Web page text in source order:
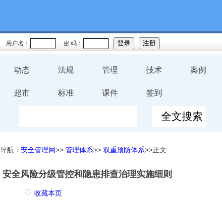
用户名： 密 码：
动态 法规 管理 技术 案例
超市 标准 课件 签到
导航： 安全管理网>> 管理体系>> 双重预防体系>>正文
安全风险分级管控和隐患排查治理实施细则
♡ 收藏本页